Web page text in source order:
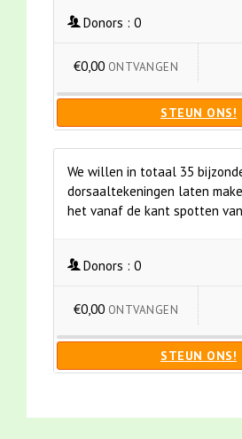
Donors : 0
€0,00 ONTVANGEN
STEUN ONS!
We willen in totaal 35
dorsaaltekeningen laten
het vanaf de kant spotten
Donors : 0
€0,00 ONTVANGEN
STEUN ONS!